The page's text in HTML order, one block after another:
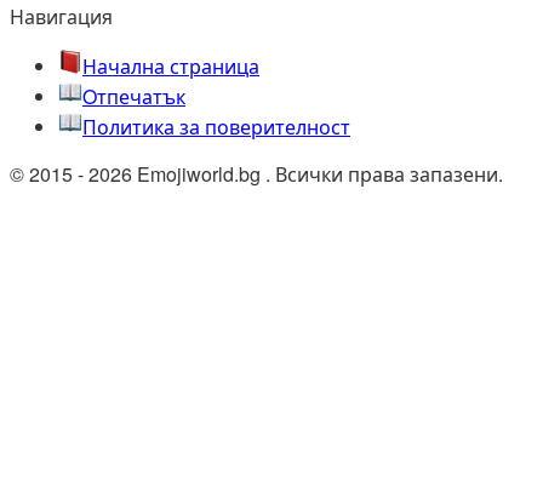
Навигация
Начална страница
Oтпечатък
Политика за поверителност
© 2015 - 2026 Emojiworld.bg . Всички права запазени.